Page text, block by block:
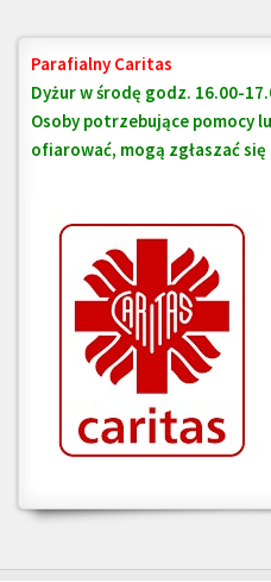
Parafialny Caritas
Dyżur w środę godz. 16.00-
Osoby potrzebujące pomocy
ofiarować, mogą zgłaszać